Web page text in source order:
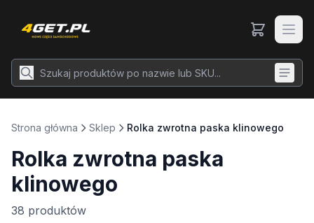
Strona główna Sklep Rolka zwrotna paska klinowego
Rolka zwrotna paska
klinowego
38 produktów